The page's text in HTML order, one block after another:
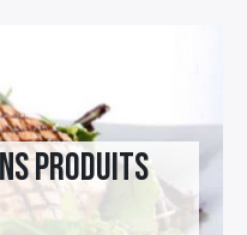
produits
menu